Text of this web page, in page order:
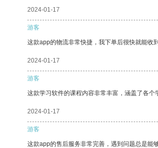
2024-01-17
游客
这款app的物流非常快捷，我下单后很快就能收到
2024-01-17
游客
这款学习软件的课程内容非常丰富，涵盖了各个
2024-01-17
游客
这款app的售后服务非常完善，遇到问题总是能